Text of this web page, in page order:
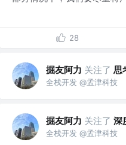
28
掘友阿力 关注了 思
全栈开发 @孟津科技
掘友阿力 关注了 深
全栈开发 @孟津科技